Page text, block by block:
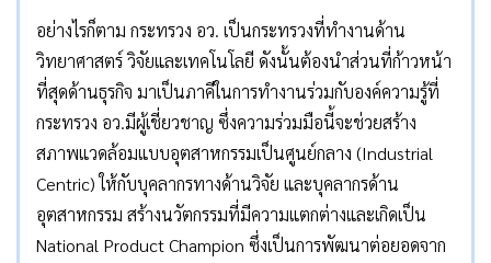
อย่างไรก็ตาม กระทรวง อว. เป็นกระทรวงที่ทำงานด้าน
วิทยาศาสตร์ วิจัยและเทคโนโลยี ดังนั้นต้องนำส่วนที่ก้าวหน้า
ที่สุดด้านธุรกิจ มาเป็นภาคีในการทำงานร่วมกับองค์ความรู้ที่
กระทรวง อว.มีผู้เชี่ยวชาญ ซึ่งความร่วมมือนี้จะช่วยสร้าง
สภาพแวดล้อมแบบอุตสาหกรรมเป็นศูนย์กลาง (Industrial
Centric) ให้กับบุคลากรทางด้านวิจัย และบุคลากรด้าน
อุตสาหกรรม สร้างนวัตกรรมที่มีความแตกต่างและเกิดเป็น
National Product Champion ซึ่งเป็นการพัฒนาต่อยอดจาก